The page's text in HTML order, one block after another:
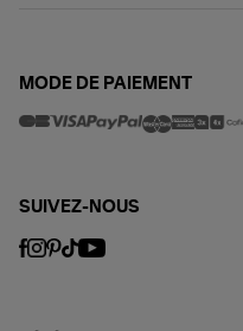
MODE DE PAIEMENT
SUIVEZ-NOUS